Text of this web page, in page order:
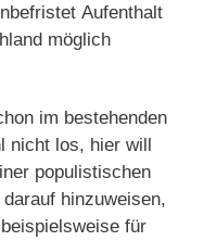
Aufenthalt
möglich
im bestehenden
nicht los, hier will
populistischen
hinzuweisen,
für